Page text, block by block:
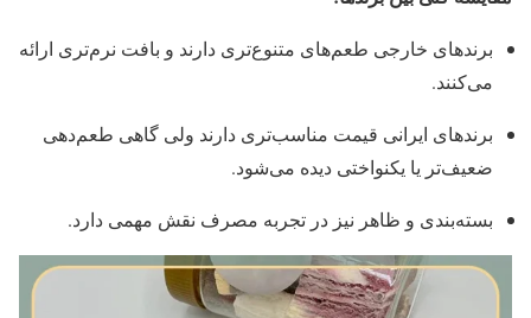
برندهای خارجی طعم‌های متنوع‌تری دارند و بافت نرم‌تری ارائه
می‌کنند.
برندهای ایرانی قیمت مناسب‌تری دارند ولی گاهی طعم‌دهی
ضعیف‌تر یا یکنواختی دیده می‌شود.
بسته‌بندی و ظاهر نیز در تجربه مصرف نقش مهمی دارد.